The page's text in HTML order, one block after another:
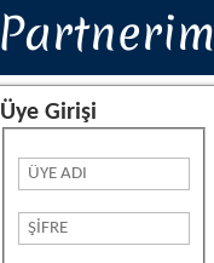
Partnerim
Üye Girişi